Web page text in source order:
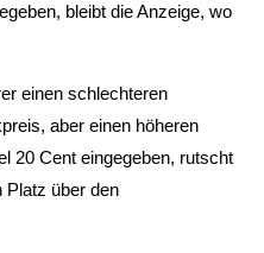
bleibt die Anzeige, wo
einen schlechteren
aber einen höheren
20 Cent eingegeben, rutscht
Platz über den